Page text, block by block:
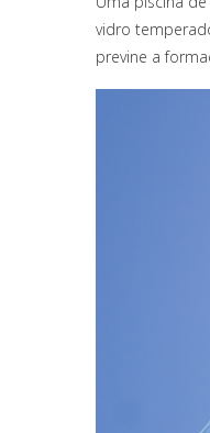
vidro
previne a